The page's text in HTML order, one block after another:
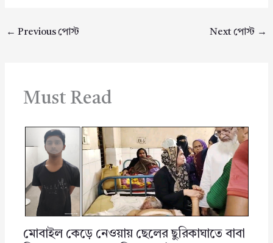
← Previous পোস্ট Next পোস্ট →
Must Read
মোবাইল কেড়ে নেওয়ায় ছেলের ছুরিকাঘাতে বাবা